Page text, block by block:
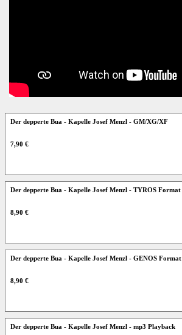
Der depperte Bua - Kapelle Josef Menzl - GM/XG/XF
7,90 €
Der depperte Bua - Kapelle Josef Menzl - TYROS Format
8,90 €
Der depperte Bua - Kapelle Josef Menzl - GENOS Format
8,90 €
Der depperte Bua - Kapelle Josef Menzl - mp3 Playback